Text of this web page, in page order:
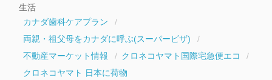
生活
カナダ歯科ケアプラン
両親・祖父母をカナダに呼ぶ(スーパービザ)
不動産マーケット情報
クロネコヤマト国際宅急便エコ
クロネコヤマト 日本に荷物